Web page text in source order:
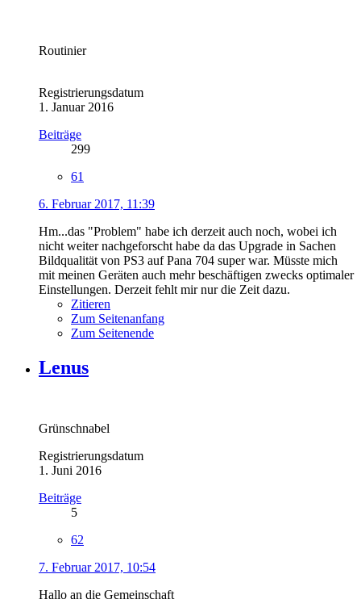
Routinier
Registrierungsdatum
1. Januar 2016
Beiträge
299
61
6. Februar 2017, 11:39
Hm...das "Problem" habe ich derzeit auch noch, wobei ich
nicht weiter nachgeforscht habe da das Upgrade in Sachen
Bildqualität von PS3 auf Pana 704 super war. Müsste mich
mit meinen Geräten auch mehr beschäftigen zwecks optimaler
Einstellungen. Derzeit fehlt mir nur die Zeit dazu.
Zitieren
Zum Seitenanfang
Zum Seitenende
Lenus
Grünschnabel
Registrierungsdatum
1. Juni 2016
Beiträge
5
62
7. Februar 2017, 10:54
Hallo an die Gemeinschaft